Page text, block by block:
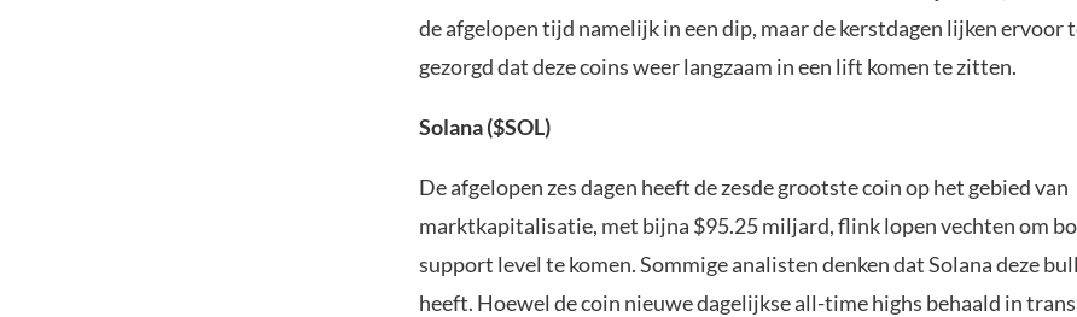
de afgelopen tijd namelijk in een dip, maar de kerstdagen lijken ervoor
gezorgd dat deze coins weer langzaam in een lift komen te zitten.
Solana ($SOL)
De afgelopen zes dagen heeft de zesde grootste coin op het gebied van
marktkapitalisatie, met bijna $95.25 miljard, flink lopen vechten om
support level te komen. Sommige analisten denken dat Solana deze
heeft. Hoewel de coin nieuwe dagelijkse all-time highs behaald in